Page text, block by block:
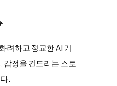
려하고 정교한 AI 기
감정을 건드리는 스토
.